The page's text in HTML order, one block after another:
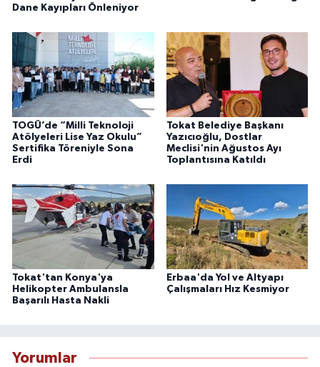
Dane Kayıpları Önleniyor
TOGÜ’de “Milli Teknoloji
Atölyeleri Lise Yaz Okulu”
Sertifika Töreniyle Sona
Erdi
Tokat Belediye Başkanı
Yazıcıoğlu, Dostlar
Meclisi'nin Ağustos Ayı
Toplantısına Katıldı
Tokat'tan Konya'ya
Helikopter Ambulansla
Başarılı Hasta Nakli
Erbaa'da Yol ve Altyapı
Çalışmaları Hız Kesmiyor
Yorumlar